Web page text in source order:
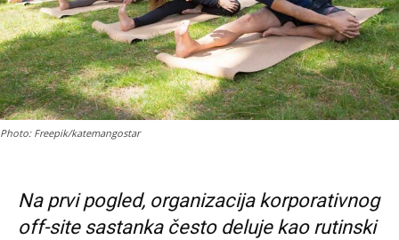
Photo: Freepik/katemangostar
Na prvi pogled, organizacija korporativnog
off-site sastanka često deluje kao rutinski